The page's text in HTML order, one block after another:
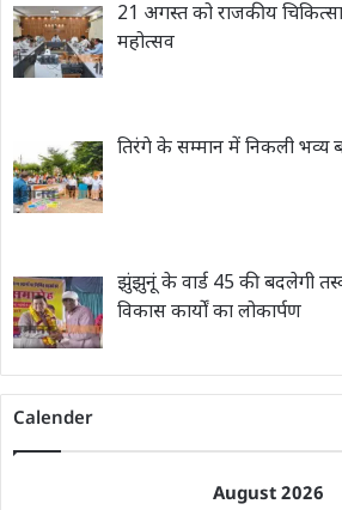
21 अगस्त को राजकीय
महोत्सव
तिरंगे के सम्मान में निकली भव्य
झुंझुनूं के वार्ड 45 की बदलेगी
विकास कार्यों का लोकार्पण
Calender
August 2026